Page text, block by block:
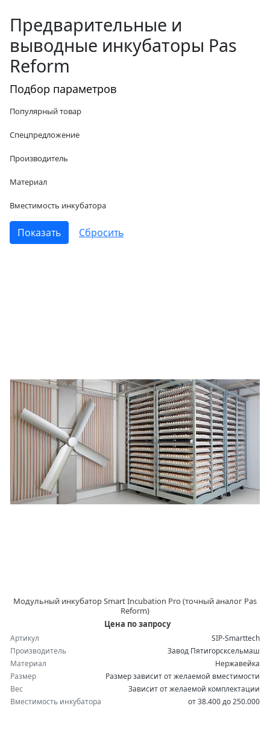
Предварительные и
выводные инкубаторы Pas
Reform
Подбор параметров
Популярный товар
Спецпредложение
Производитель
Материал
Вместимость инкубатора
Модульный инкубатор Smart Incubation Pro (точный аналог Pas
Reform)
Цена по запросу
Артикул
SIP-Smarttech
Производитель
Завод Пятигорсксельмаш
Материал
Нержавейка
Размер
Размер зависит от желаемой вместимости
Вес
Зависит от желаемой комплектации
Вместимость инкубатора
от 38.400 до 250.000